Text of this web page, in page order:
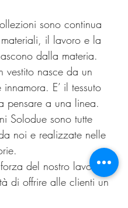
sono continua
il lavoro e la
dalla materia.
vestito nasce da un
innamora. E’ il tessuto
pensare a una linea.
Solodue sono tutte
noi e realizzate nelle
del nostro lavoro è
di offrire alle clienti un